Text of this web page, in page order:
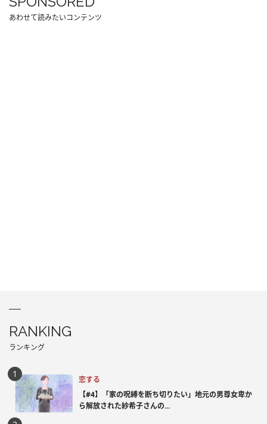
あわせて読みたいコンテンツ
RANKING
ランキング
恋する
【#4】「家の呪縛を断ち切りたい」地元の男尊女卑か
ら解放された紗希子さんの...